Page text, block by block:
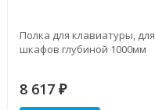
Полка для клавиатуры, для
шкафов глубиной 1000мм
8 617₽